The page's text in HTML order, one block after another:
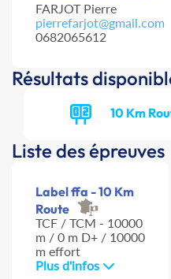
FARJOT Pierre
pierrefarjot@gmail.com
0682065612
Résultats
10 Km
Liste des épreuves
Label ffa - 10 Km
Route
TCF / TCM - 10000
m / 0 m D+ / 10000
m effort
Plus d'infos